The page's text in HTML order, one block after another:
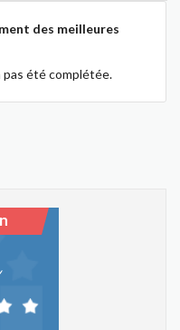
des meilleures
pas été complétée.